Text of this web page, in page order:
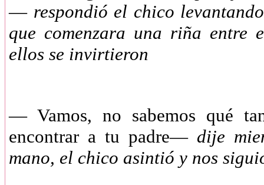
— respondió el chico
que comenzara una riña entre
ellos se invirtieron
— Vamos, no sabemos qué
encontrar a tu padre—dije
mano, el chico asintió y nos